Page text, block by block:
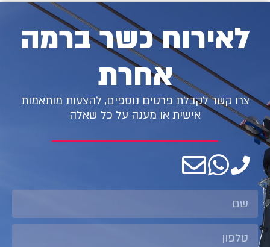
לאירוח כשר ברמה
אחרת
צרו קשר לקבלת פרטים נוספים, להצעות מותאמות
אישית או מענה על כל שאלה